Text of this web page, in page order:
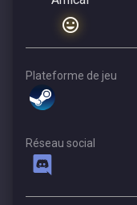
Plateforme de jeu
Réseau social